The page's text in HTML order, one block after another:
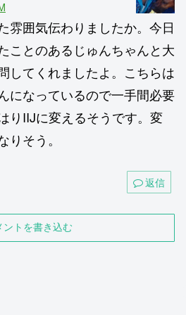
雰囲気伝わりましたか。今日
ことのあるじゅんちゃんと大
してくれましたよ。こちらは
になっているので一手間必要
りIIJに変えるそうです。変
そう。
返信
ントを書き込む